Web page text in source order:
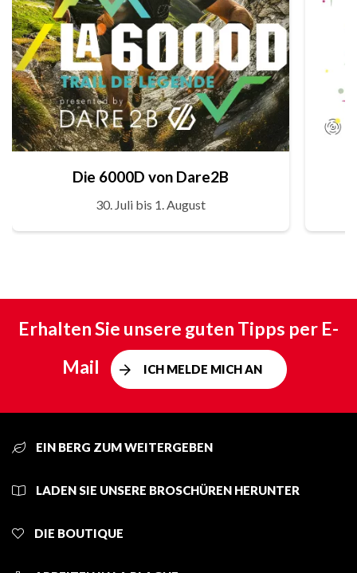
Die 6000D von Dare2B
30. Juli bis 1. August
Erhalten Sie unsere guten Tipps per E-
Mail
ICH MELDE MICH AN
EIN BERG ZUM WEITERGEBEN
LADEN SIE UNSERE BROSCHÜREN HERUNTER
DIE BOUTIQUE